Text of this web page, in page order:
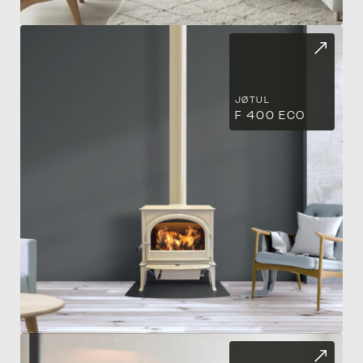
JØTUL
F 400 ECO